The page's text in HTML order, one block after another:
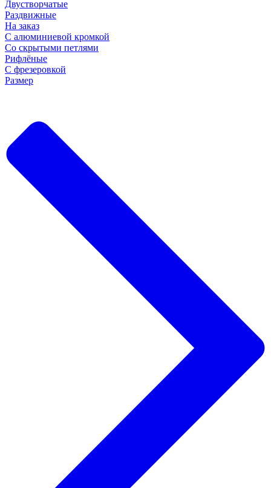
Двустворчатые
Раздвижные
На заказ
С алюминиевой кромкой
Со скрытыми петлями
Рифлёные
С фрезеровкой
Размер